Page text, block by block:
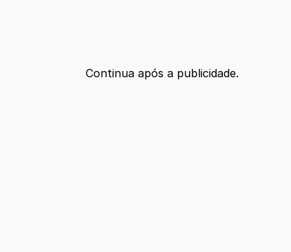
Continua após a publicidade.